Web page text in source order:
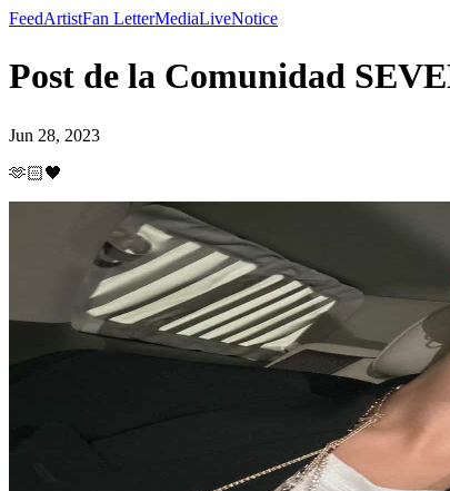
FeedArtistFan LetterMediaLiveNotice
Post de la Comunidad
Jun 28, 2023
🫶🏻🖤